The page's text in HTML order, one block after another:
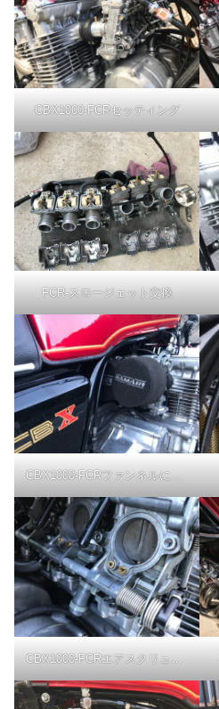
CBX1000-FCRセッティング
FCR-スロージェット交換
CBX1000-FCRファンネルにラムエア
CBX1000-FCRエアスクリュー調整